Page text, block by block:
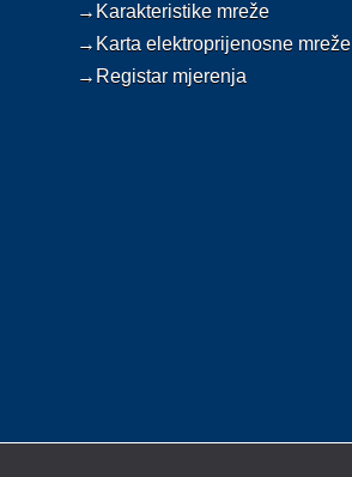
→Karakteristike mreže
→Karta elektroprijenosne mreže
→Registar mjerenja